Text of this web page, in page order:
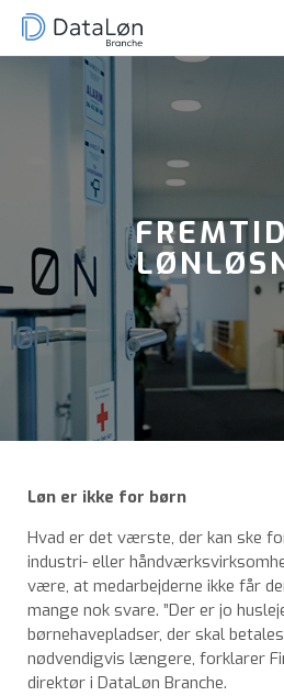
Løn er ikke for børn
Hvad er det værste, der kan ske
industri- eller
være, at medarbejderne ikke får
mange nok svare. ”Der er jo
børnehavepladser, der skal
nødvendigvis længere, forklarer
direktør i DataLøn Branche.